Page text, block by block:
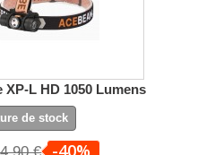
XP-L HD 1050 Lumens
de stock
-40%